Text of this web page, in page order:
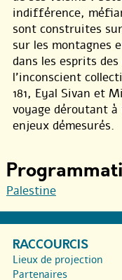
indifférence,
sont construites
sur les montagnes
dans les esprits
l’inconscient
181, Eyal Sivan et
voyage déroutant
enjeux démesurés.
Palestine
RACCOURCIS
Lieux de projection
Partenaires